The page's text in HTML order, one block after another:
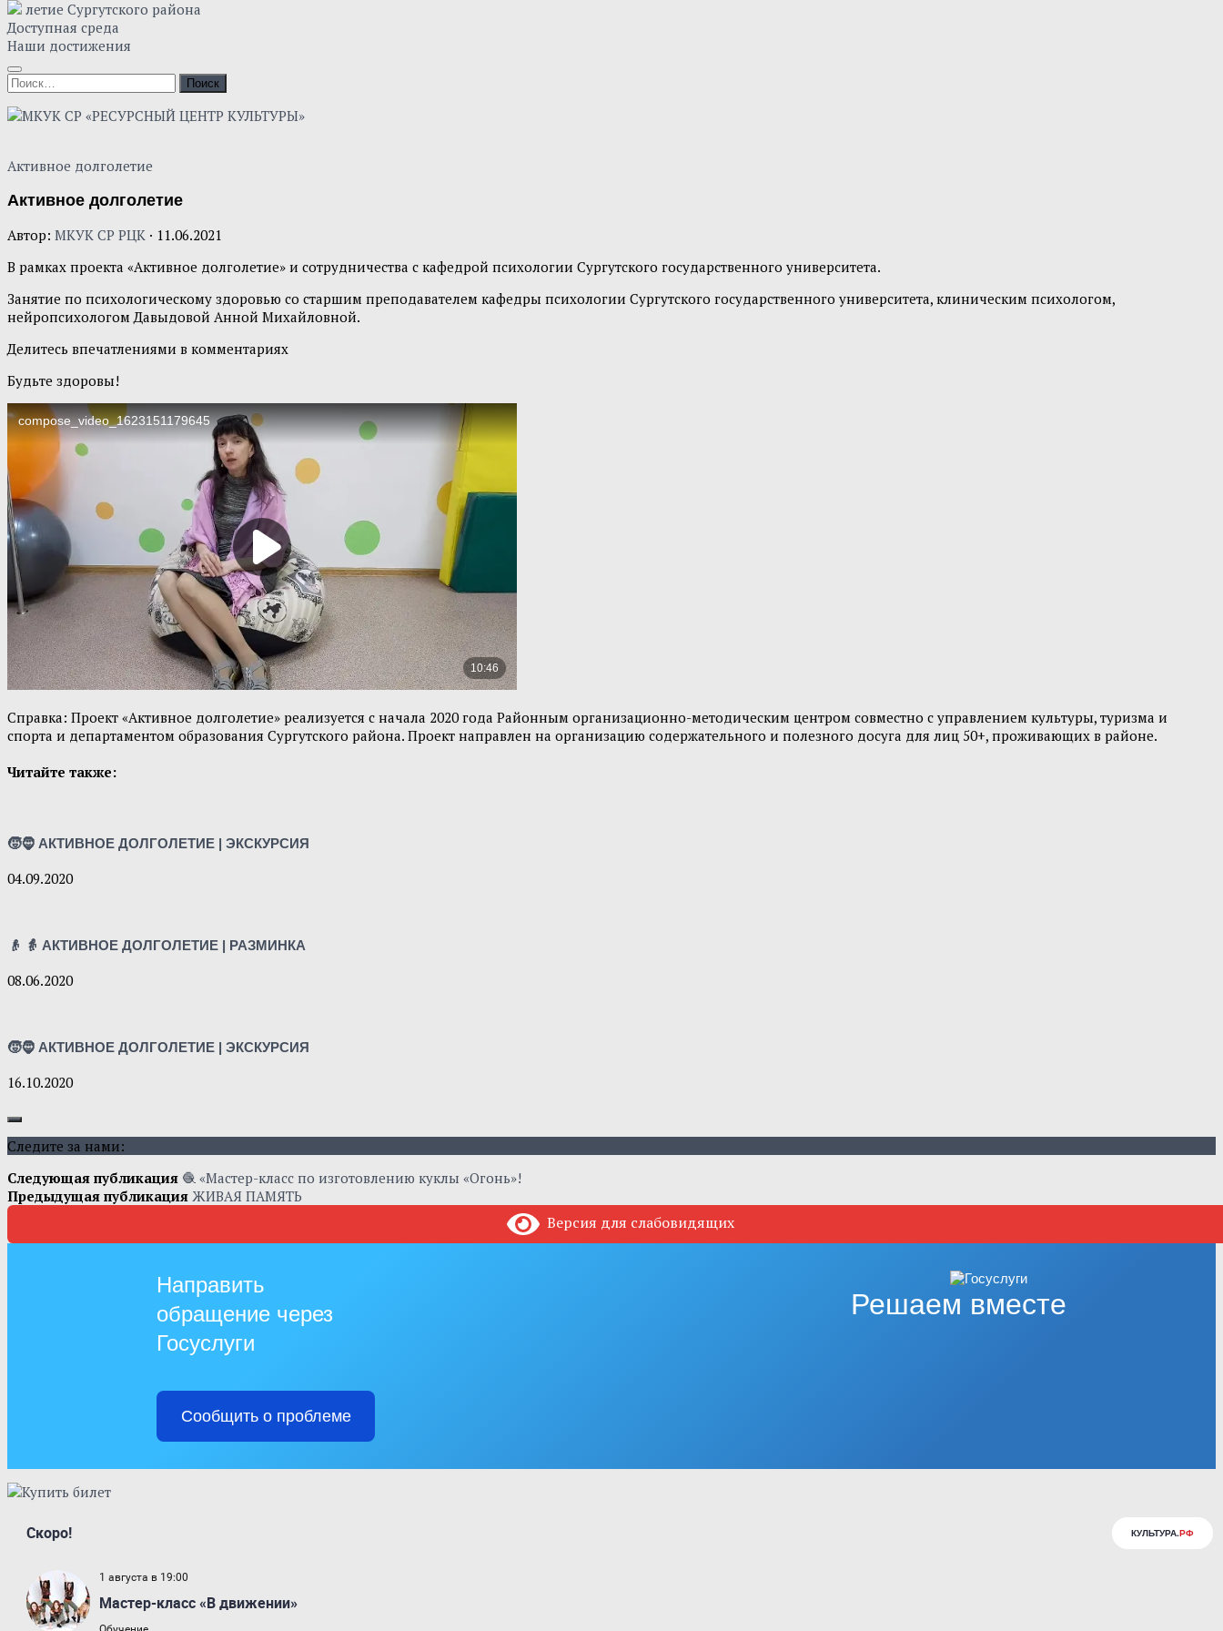
летие Сургутского района
Доступная среда
Наши достижения
Найти:
Активное долголетие
Активное долголетие
Автор: МКУК СР РЦК · 11.06.2021
В рамках проекта «Активное долголетие» и сотрудничества с кафедрой психологии Сургутского государственного университета.
Занятие по психологическому здоровью со старшим преподавателем кафедры психологии Сургутского государственного университета, клиническим психологом,
нейропсихологом Давыдовой Анной Михайловной.
Делитесь впечатлениями в комментариях
Будьте здоровы!
Справка: Проект «Активное долголетие» реализуется с начала 2020 года Районным организационно-методическим центром совместно с управлением культуры, туризма и
спорта и департаментом образования Сургутского района. Проект направлен на организацию содержательного и полезного досуга для лиц 50+, проживающих в районе.
Читайте также:
🧒🧔 АКТИВНОЕ ДОЛГОЛЕТИЕ | ЭКСКУРСИЯ
04.09.2020
👴 👵 АКТИВНОЕ ДОЛГОЛЕТИЕ | РАЗМИНКА
08.06.2020
🧒🧔 АКТИВНОЕ ДОЛГОЛЕТИЕ | ЭКСКУРСИЯ
16.10.2020
Следите за нами:
Следующая публикация 🧶 «Мастер-класс по изготовлению куклы «Огонь»!
Предыдущая публикация ЖИВАЯ ПАМЯТЬ
Версия для слабовидящих
Решаем вместе
Направить
обращение через
Госуслуги
Сообщить о проблеме